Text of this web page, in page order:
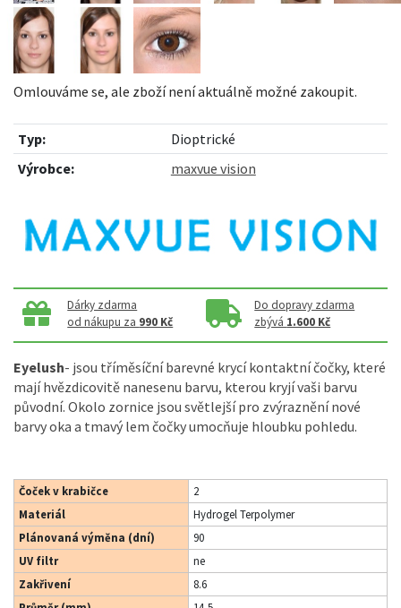
Omlouváme se, ale zboží není aktuálně možné zakoupit.
Typ:
Dioptrické
Výrobce:
maxvue vision
Dárky zdarma
od nákupu za 990 Kč
Do dopravy zdarma
zbývá 1.600 Kč
Eyelush- jsou tříměsíční barevné krycí kontaktní čočky, které
mají hvězdicovitě nanesenu barvu, kterou kryjí vaši barvu
původní. Okolo zornice jsou světlejší pro zvýraznění nové
barvy oka a tmavý lem čočky umocňuje hloubku pohledu.
Čoček v krabičce
2
Materiál
Hydrogel Terpolymer
Plánovaná výměna (dní)
90
UV filtr
ne
Zakřivení
8.6